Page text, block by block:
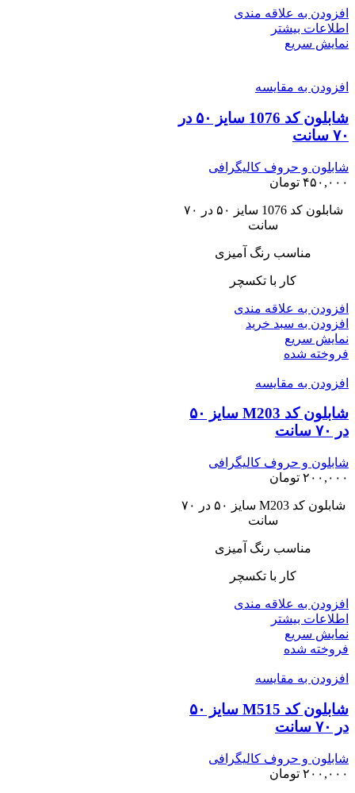
افزودن به علاقه مندی
اطلاعات بیشتر
نمایش سریع
افزودن به مقایسه
شابلون کد 1076 سایز ۵۰ در
۷۰ سانت
شابلون و حروف کالیگرافی
۴۵۰,۰۰۰ تومان
شابلون کد 1076 سایز ۵۰ در ۷۰
سانت
مناسب رنگ آمیزی
کار با تکسچر
افزودن به علاقه مندی
افزودن به سبد خرید
نمایش سریع
فروخته شده
افزودن به مقایسه
شابلون کد M203 سایز ۵۰
در ۷۰ سانت
شابلون و حروف کالیگرافی
۲۰۰,۰۰۰ تومان
شابلون کد M203 سایز ۵۰ در ۷۰
سانت
مناسب رنگ آمیزی
کار با تکسچر
افزودن به علاقه مندی
اطلاعات بیشتر
نمایش سریع
فروخته شده
افزودن به مقایسه
شابلون کد M515 سایز ۵۰
در ۷۰ سانت
شابلون و حروف کالیگرافی
۲۰۰,۰۰۰ تومان